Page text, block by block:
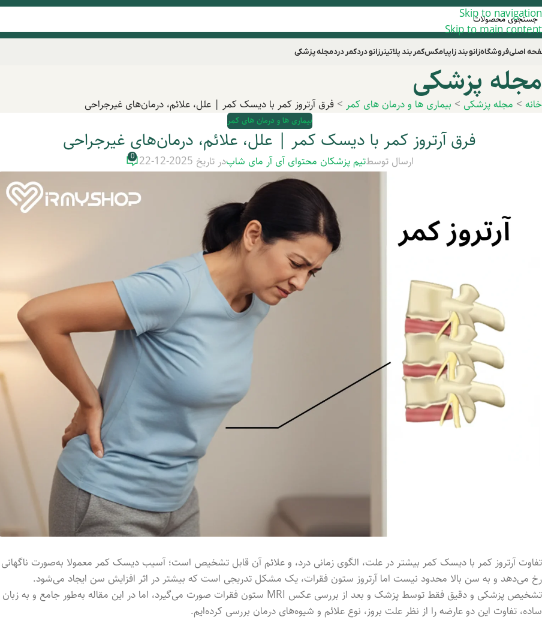
Skip to navigation
Skip to main content
اصلیفروشگاهزانو بند زاپیامکسکمر بند پلاتینرزانو دردکمر دردمجله پزشکی
مجله پزشکی
خانه > مجله پزشکی > بیماری ها و درمان های کمر > فرق آرتروز کمر با دیسک کمر | علل، علائم، درمان‌های غیرجراحی
بیماری ها و درمان های کمر
فرق آرتروز کمر با دیسک کمر | علل، علائم، درمان‌های غیرجراحی
ارسال توسطتیم پزشکان محتوای آی آر مای شاپدر تاریخ 2025-12-22 0
تفاوت آرتروز کمر با دیسک کمر بیشتر در علت، الگوی زمانی درد، و علائم آن قابل تشخیص است؛ آسیب دیسک کمر معمولا به‌صورت ناگهانی
رخ می‌دهد و به سن بالا محدود نیست اما آرتروز ستون فقرات، یک مشکل تدریجی است که بیشتر در اثر افزایش سن ایجاد می‌شود.
تشخیص پزشکی و دقیق فقط توسط پزشک و بعد از بررسی عکس MRI ستون فقرات صورت می‌گیرد، اما در این مقاله به‌طور جامع و به زبان
ساده، تفاوت این دو عارضه را از نظر علت بروز، نوع علائم و شیوه‌های درمان بررسی کرده‌ایم.